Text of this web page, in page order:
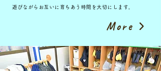
遊びながらお互いに育ちあう時間を大切にします。
More